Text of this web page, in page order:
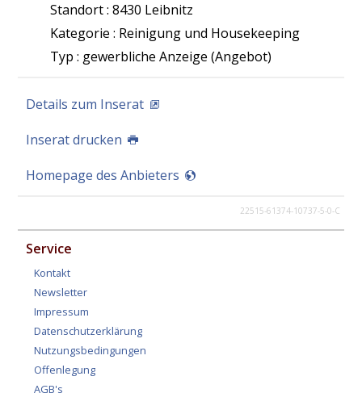
Standort : 8430 Leibnitz
Kategorie : Reinigung und Housekeeping
Typ : gewerbliche Anzeige (Angebot)
Details zum Inserat
Inserat drucken
Homepage des Anbieters
22515-61374-10737-5-0-C
Service
Kontakt
Newsletter
Impressum
Datenschutzerklärung
Nutzungsbedingungen
Offenlegung
AGB's